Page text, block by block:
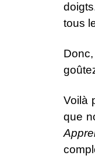
tous
Voilà
que